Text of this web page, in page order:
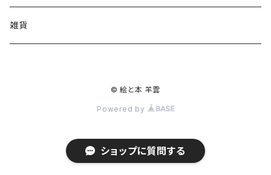
小説
雑貨
© 絵と本 羊雲
Powered by
ショップに質問する